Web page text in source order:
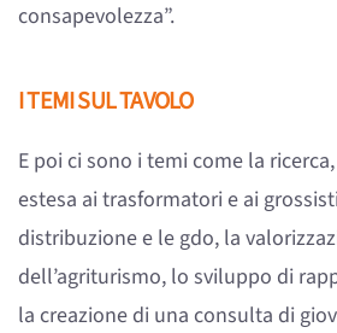
consapevolezza”.
I TEMI SUL TAVOLO
E poi ci sono i temi come la
estesa ai trasformatori e ai
distribuzione e le gdo, la
dell’agriturismo, lo sviluppo di
la creazione di una consulta di